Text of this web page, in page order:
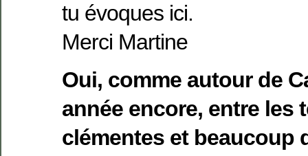
tu évoques ici.
Merci Martine
Oui, comme autour de
année encore, entre les
clémentes et beaucoup